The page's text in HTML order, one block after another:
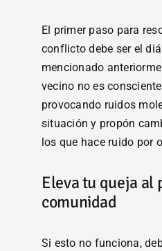
El primer paso para
conflicto debe ser el
mencionado
vecino no es
provocando ruidos
situación y propón
los que hace ruido por
Eleva tu queja al
comunidad
Si esto no funciona,